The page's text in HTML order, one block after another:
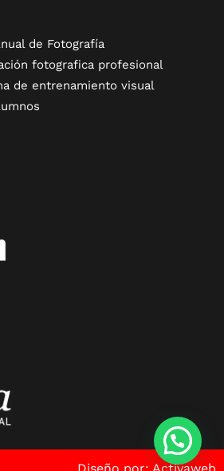
de Fotografía
fotografica profesional
de entrenamiento visual